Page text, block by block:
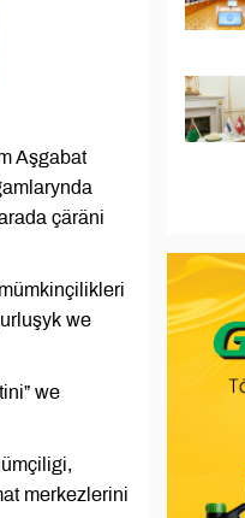
Aşgabat
çäräni
we
we
merkezlerini